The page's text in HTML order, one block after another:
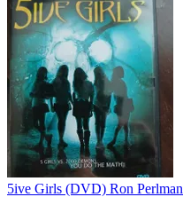
5ive Girls (DVD) Ron Perlman